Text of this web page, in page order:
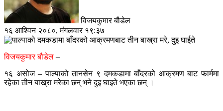
विजयकुमार बौडेल
१६ आश्विन २०८०, मंगलवार १९:३७
विजयकुमार बौडेल –
१६ असोज – पाल्पाको तानसेन ९ दमकडामा बाँदरको आक्रमण बाट फार्ममा
रहेका तीन बाख्रा मरेका छन् भने दुइ घाइते भएका छन् ।